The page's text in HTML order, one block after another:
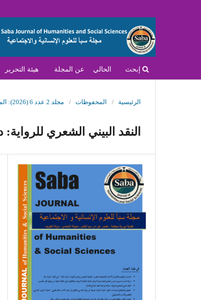
الحالي عن المجلة هيئة التحرير إبحث
الرئيسية / المحفوظات / مجلد 2 عدد 6 (2026): المجلد الثاني- العدد السادس- يونيو 2026
النقد البيني الشعري